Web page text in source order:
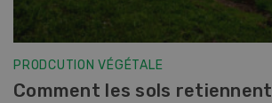
PRODCUTION VÉGÉTALE
Comment les sols retiennent